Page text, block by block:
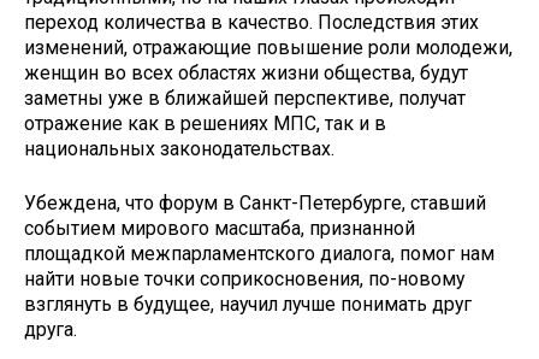
переход количества в качество. Последствия этих
изменений, отражающие повышение роли молодежи,
женщин во всех областях жизни общества, будут
заметны уже в ближайшей перспективе, получат
отражение как в решениях МПС, так и в
национальных законодательствах.
Убеждена, что форум в Санкт-Петербурге, ставший
событием мирового масштаба, признанной
площадкой межпарламентского диалога, помог нам
найти новые точки соприкосновения, по-новому
взглянуть в будущее, научил лучше понимать друг
друга.